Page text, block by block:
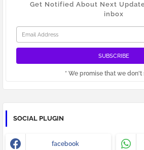
Get Notified About Next
inbox
* We promise that we don't
SOCIAL PLUGIN
facebook